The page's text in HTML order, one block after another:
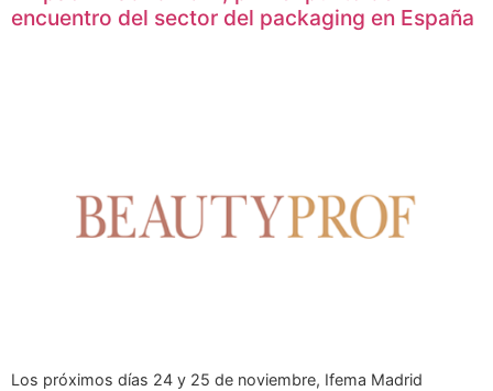
encuentro del sector del packaging en España
Los próximos días 24 y 25 de noviembre, Ifema Madrid